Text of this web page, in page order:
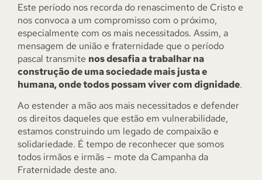
Este período nos recorda do renascimento de Cristo e
nos convoca a um compromisso com o próximo,
especialmente com os mais necessitados. Assim, a
mensagem de união e fraternidade que o período
pascal transmite nos desafia a trabalhar na
construção de uma sociedade mais justa e
humana, onde todos possam viver com dignidade.
Ao estender a mão aos mais necessitados e defender
os direitos daqueles que estão em vulnerabilidade,
estamos construindo um legado de compaixão e
solidariedade. É tempo de reconhecer que somos
todos irmãos e irmãs – mote da Campanha da
Fraternidade deste ano.